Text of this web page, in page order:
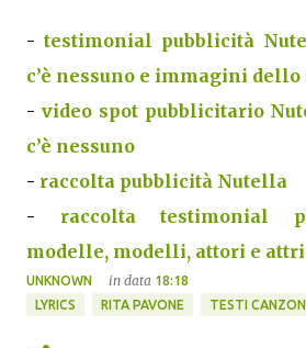
- testimonial pubblicità
c’è nessuno e immagini dello
- video spot pubblicitario
c’è nessuno
- raccolta pubblicità Nutella
- raccolta testimonial
modelle, modelli, attori e
UNKNOWN in data 18:18
LYRICS
RITA PAVONE TESTI